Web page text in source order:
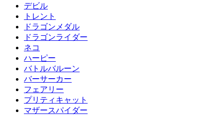
デビル
トレント
ドラゴンメダル
ドラゴンライダー
ネコ
ハーピー
バトルバルーン
バーサーカー
フェアリー
プリティキャット
マザースパイダー